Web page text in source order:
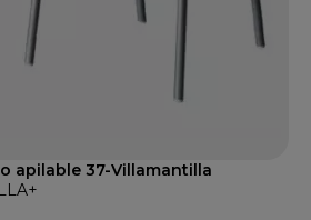
apilable 37-Villamantilla